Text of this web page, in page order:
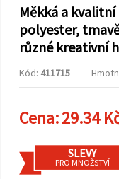
marketing.
souhlasit s
použitím
cookies
kliknutím
vše!" Nebo
můžete
preference v
Nastavení
výběrem
Měkká a
polyester,
různé kreativní
Kód: 411715
Cena:29.34
SLEVY
PRO MNOŽSTVÍ